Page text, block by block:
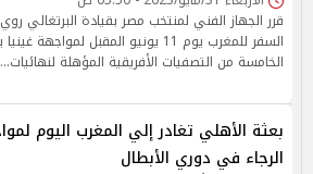
قرر الجهاز الفني لمنتخب مصر بقيادة البرتغالي روي
السفر للمغرب يوم 11 يونيو المقبل لمواجهة
الخامسة من التصفيات الأفريقية المؤهلة لنهائيات…
بعثة الأهلي تغادر إلي المغرب اليوم
الرجاء في دوري الأبطال